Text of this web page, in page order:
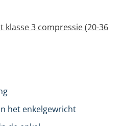
klasse 3 compressie (20-36
het enkelgewricht